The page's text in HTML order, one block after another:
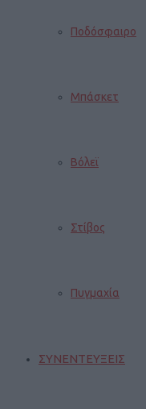
Ποδόσφαιρο
Μπάσκετ
Βόλεϊ
Στίβος
Πυγμαχία
ΣΥΝΕΝΤΕΥΞΕΙΣ